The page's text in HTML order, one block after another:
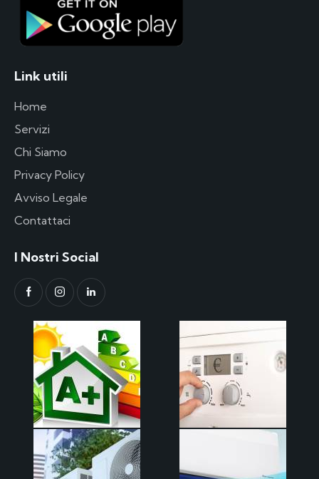
Link utili
Home
Servizi
Chi Siamo
Privacy Policy
Avviso Legale
Contattaci
I Nostri Social